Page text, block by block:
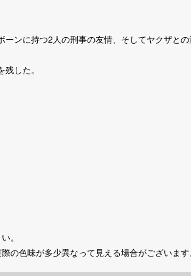
ンに持つ2人の刑事の友情、そしてヤクザと
した。
。
の色味が多少異なって見える場合がございま